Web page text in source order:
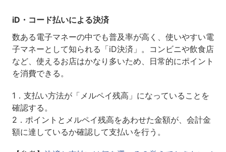
iD・コード払いによる決済
数ある電子マネーの中でも普及率が高く、使いやすい電
子マネーとして知られる「iD決済」。コンビニや飲食店
など、使えるお店はかなり多いため、日常的にポイント
を消費できる。
1．支払い方法が「メルペイ残高」になっていることを
確認する。
2．ポイントとメルペイ残高をあわせた金額が、会計金
額に達しているか確認して支払いを行う。